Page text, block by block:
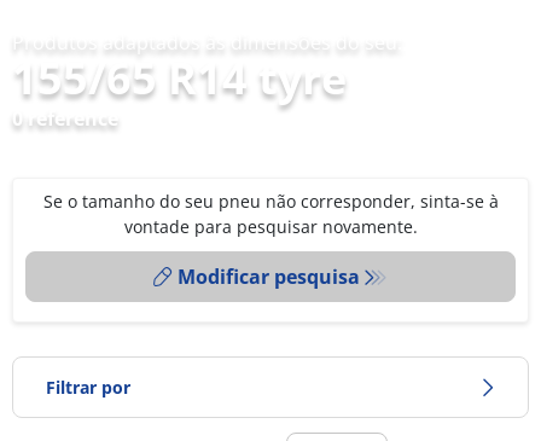
155/65 R14 tyre
0 reference
Se o tamanho do seu pneu não corresponder, sinta-se à
vontade para pesquisar novamente.
Modificar pesquisa
Filtrar por